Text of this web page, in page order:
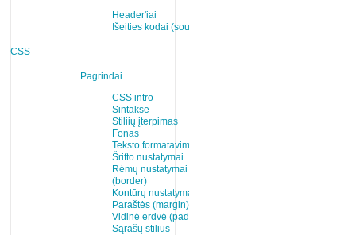
Header'iai
Išeities kodai (source)
CSS
Pagrindai
CSS intro
Sintaksė
Stiliių įterpimas
Fonas
Teksto formatavimas
Šrifto nustatymai
Rėmų nustatymai
(border)
Kontūrų nustatymas
Paraštės (margin)
Vidinė erdvė (padding)
Sąrašų stilius